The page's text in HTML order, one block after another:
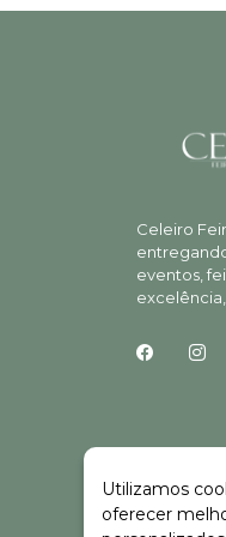
Celeiro
eventos,
Utilizamos
oferecer